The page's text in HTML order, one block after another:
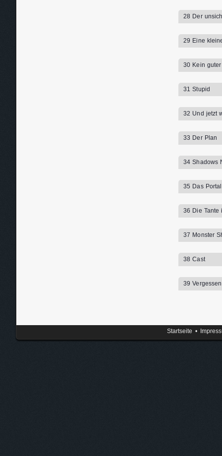
28 Der
29 Eine
30 Kein guter
31 Stupid
32 Und jetzt
33 Der Plan
34 Shadows
35 Das Portal
36 Die Tante
37 Monster
38 Cast
39
Startseite •